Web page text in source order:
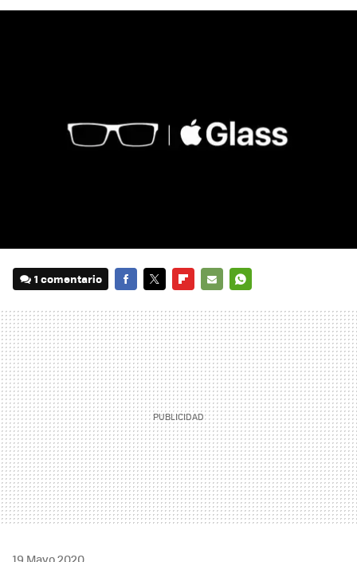
1 comentario
MAIL
19 Mayo 2020